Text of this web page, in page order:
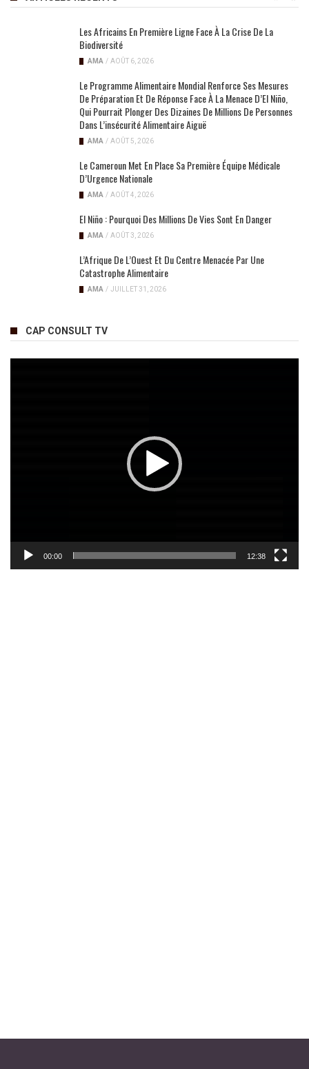
Les Africains En Première Ligne Face À La Crise De La
Biodiversité
AMA / AOÛT 6, 2026
Le Programme Alimentaire Mondial Renforce Ses Mesures
De Préparation Et De Réponse Face À La Menace D’El Niño,
Qui Pourrait Plonger Des Dizaines De Millions De Personnes
Dans L’insécurité Alimentaire Aiguë
AMA / AOÛT 5, 2026
Le Cameroun Met En Place Sa Première Équipe Médicale
D’Urgence Nationale
AMA / AOÛT 4, 2026
El Niño : Pourquoi Des Millions De Vies Sont En Danger
AMA / AOÛT 3, 2026
L’Afrique De L’Ouest Et Du Centre Menacée Par Une
Catastrophe Alimentaire
AMA / JUILLET 31, 2026
CAP CONSULT TV
00:00 12:38